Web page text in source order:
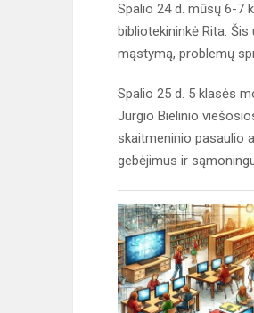
Spalio 24 d. mūsų 6-7
bibliotekininkė Rita.
mąstymą, problemų
Spalio 25 d. 5 klasės
Jurgio Bielinio
skaitmeninio pasaulio
gebėjimus ir